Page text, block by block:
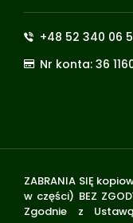
+48 52 340 06
Nr konta: 36
ZABRANIA SIĘ
w części) BEZ
Zgodnie z